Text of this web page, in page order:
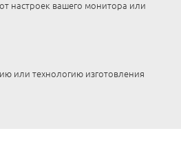
настроек вашего монитора или
или технологию изготовления